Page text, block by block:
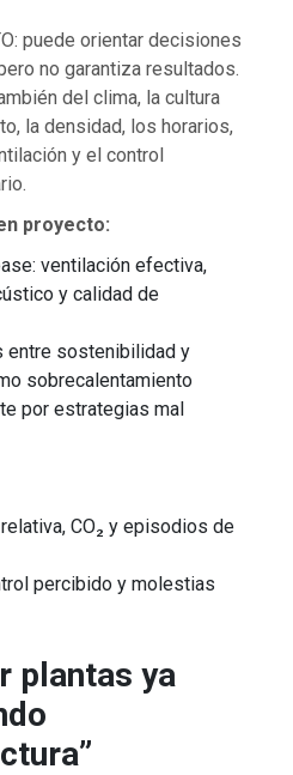
puede orientar decisiones
no garantiza resultados.
del clima, la cultura
la densidad, los horarios,
y el control
proyecto:
ventilación efectiva,
y calidad de
entre sostenibilidad y
sobrecalentamiento
por estrategias mal
CO₂ y episodios de
percibido y molestias
plantas ya